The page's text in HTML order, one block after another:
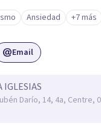
una figura destacada
profesional
el Dr. Iglesias ha
de los 10 psiquiatras
Su enfoque se
en el uso de técnicas
Ansiedad +7 más
Email
IGLESIAS
Darío, 14, 4a, Centre,